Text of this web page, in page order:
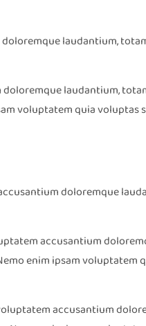
laudantium,
laudantium,
voluptatem quia
doloremque
accusantium
enim ipsam
accusantium